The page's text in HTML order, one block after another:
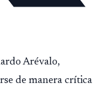
Arévalo,
de manera crítica